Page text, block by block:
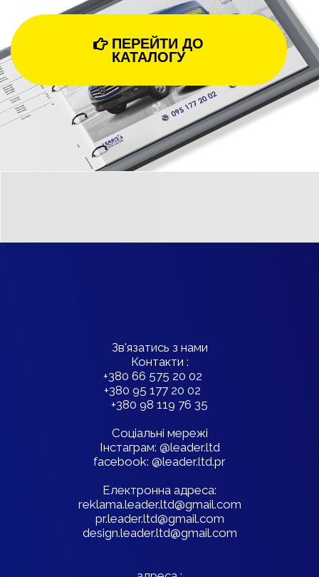
ПЕРЕЙТИ ДО
КАТАЛОГУ
Зв'язатись з нами
Контакти :
+380 66 575 20 02
+380 95 177 20 02
+380 98 119 76 35
Соціальні мережі
Інстаграм: @leader.ltd
facebook: @leader.ltd.pr
Електронна адреса:
reklama.leader.ltd@gmail.com
pr.leader.ltd@gmail.com
design.leader.ltd@gmail.com